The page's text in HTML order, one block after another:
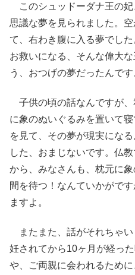
このシュッドーダナ王の妃
思議な夢を見られました。
て、右わき腹に入る夢でし
お救いになる、そんな偉大
う、おつげの夢だったんです
子供の頃の話なんですが、
に象のぬいぐるみを置いて
を見て、その夢が現実にな
した、おまじないです。仏
から、みなさんも、枕元に
間を待つ！なんていかがで
ますよ。
またまた、話がそれちゃ
妊されてから10ヶ月が経っ
や、ご両親に会われるため